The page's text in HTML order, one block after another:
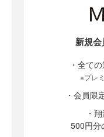
新規
・全て
※プレ
・会員限
・
500円分